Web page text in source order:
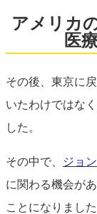
アメリカ
医
その後、東京に
いたわけではな
した。
その中で、 ジョ
に関わる機会が
ことになりまし